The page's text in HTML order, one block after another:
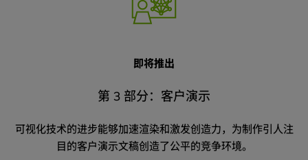
即将推出
第 3 部分：客户演示
可视化技术的进步能够加速渲染和激发创造力，为制作引人注
目的客户演示文稿创造了公平的竞争环境。